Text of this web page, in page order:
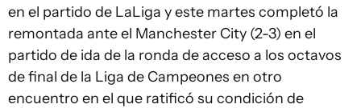
en el partido de LaLiga y este martes completó la
remontada ante el Manchester City (2-3) en el
partido de ida de la ronda de acceso a los octavos
de final de la Liga de Campeones en otro
encuentro en el que ratificó su condición de